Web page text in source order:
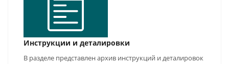
Инструкции и деталировки
В разделе представлен архив инструкций и деталировок